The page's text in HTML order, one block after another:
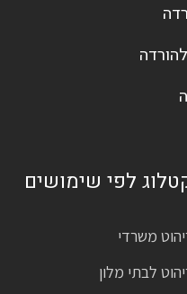
לפי שימושים
משרדי
לבתי מלון